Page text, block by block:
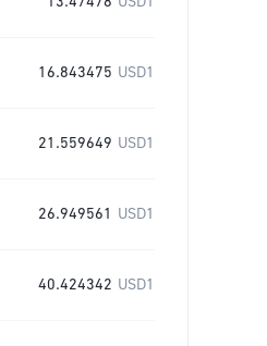
16.843475 USD1
21.559649 USD1
26.949561 USD1
40.424342 USD1